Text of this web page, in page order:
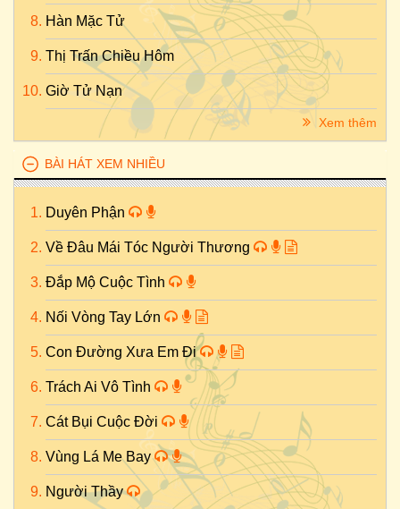
Hàn Mặc Tử
Thị Trấn Chiều Hôm
Giờ Tử Nạn
Xem thêm
BÀI HÁT XEM NHIỀU
Duyên Phận
Về Đâu Mái Tóc Người Thương
Đắp Mộ Cuộc Tình
Nối Vòng Tay Lớn
Con Đường Xưa Em Đi
Trách Ai Vô Tình
Cát Bụi Cuộc Đời
Vùng Lá Me Bay
Người Thầy